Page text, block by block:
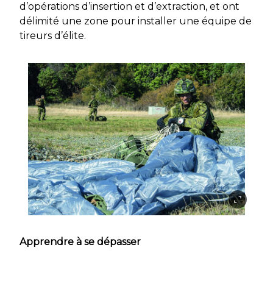
d’opérations d’insertion et d’extraction, et ont
délimité une zone pour installer une équipe de
tireurs d’élite.
Apprendre à se dépasser